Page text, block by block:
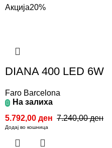
Акција20%
DIANA 400 LED 6W
Faro Barcelona
На залиха
7.240,00ден
5.792,00 ден
Додај во кошница